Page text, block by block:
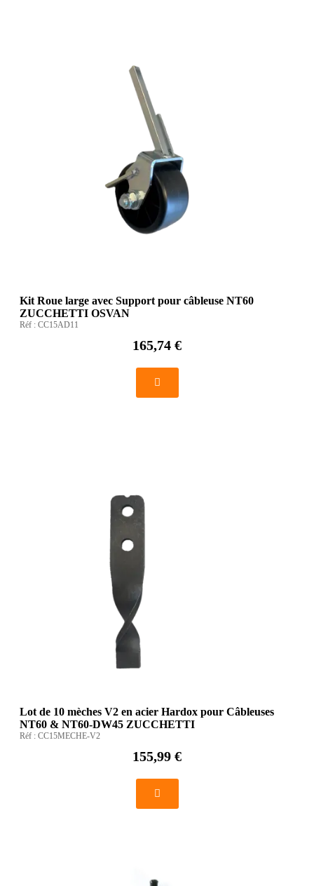
Kit Roue large avec Support pour câbleuse NT60
ZUCCHETTI OSVAN
Réf : CC15AD11
165,74 €
Lot de 10 mèches V2 en acier Hardox pour Câbleuses
NT60 & NT60-DW45 ZUCCHETTI
Réf : CC15MECHE-V2
155,99 €